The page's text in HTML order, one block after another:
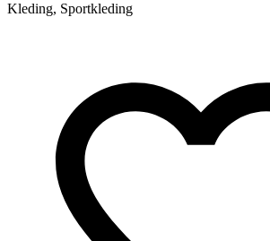
Kleding, Sportkleding